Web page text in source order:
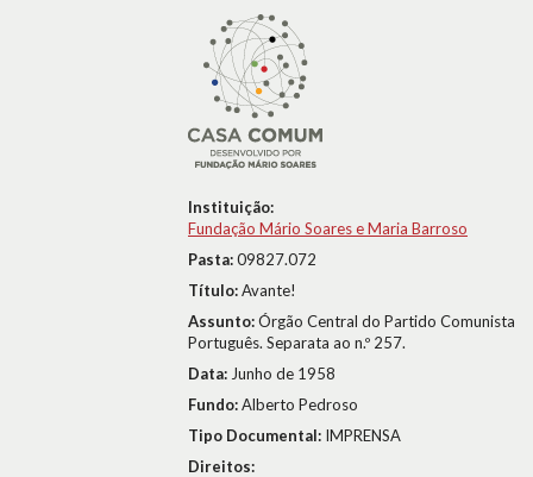
Instituição:
Fundação Mário Soares e Maria Barroso
Pasta:09827.072
Título:Avante!
Assunto:Órgão Central do Partido Comunista
Português. Separata ao n.º 257.
Data: Junho de 1958
Fundo:Alberto Pedroso
Tipo Documental: IMPRENSA
Direitos: